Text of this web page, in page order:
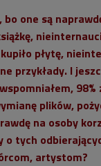
one są
płytę,
przykłady. I
plików,
na osoby
o tych
artystom?